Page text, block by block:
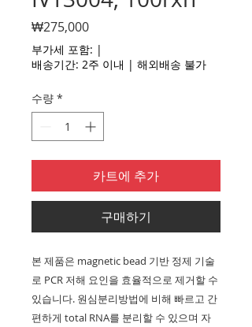
₩275,000가
격
부가세 포함: |
배송기간: 2주 이내 | 해외배송 불가
수량 *
카트에 추가
구매하기
본 제품은 magnetic bead 기반 정제 기술
로 PCR 저해 요인을 효율적으로 제거할 수
있습니다. 원심분리방법에 비해 빠르고 간
편하게 total RNA를 분리할 수 있으며 자